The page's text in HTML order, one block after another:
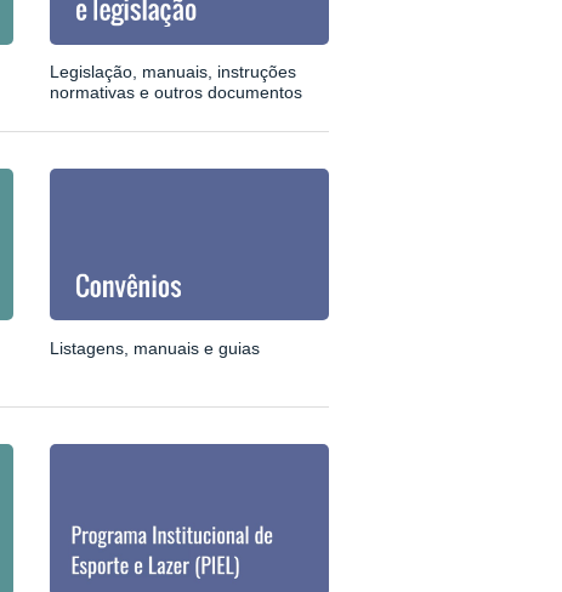
Legislação, manuais, instruções
normativas e outros documentos
Listagens, manuais e guias